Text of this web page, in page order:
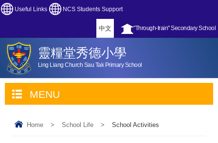
Useful Links NCS Students Support
"Through-train" Secondary School
中文
靈糧堂秀德小學
Ling Liang Church Sau Tak Primary School
MENU
Home > School Life > School Activities